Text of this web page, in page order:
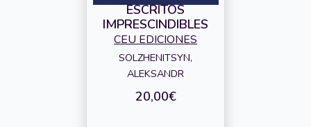
ESCRITOS
IMPRESCINDIBLES
CEU EDICIONES
SOLZHENITSYN,
ALEKSANDR
20,00€